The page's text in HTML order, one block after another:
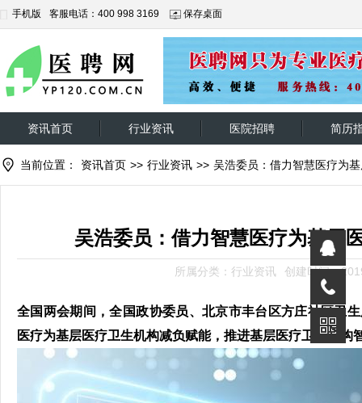
手机版 客服电话：400 998 3169 保存桌面
资讯首页 行业资讯 医院招聘 简历
当前位置： 资讯首页 >> 行业资讯 >> 吴浩委员：借力智慧医疗为
吴浩委员：借力智慧医疗为基层
所属分类：行业资讯 创建时间：
全国两会期间，全国政协委员、北京市丰台区方庄社区卫
医疗为基层医疗卫生机构减负赋能，推进基层医疗卫生机构